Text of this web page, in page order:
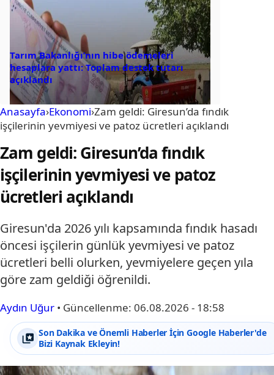
Tarım Bakanlığı’nın hibe ödemeleri
hesaplara yattı: Toplam destek tutarı
açıklandı
Anasayfa›Ekonomi›Zam geldi: Giresun’da fındık
işçilerinin yevmiyesi ve patoz ücretleri açıklandı
Zam geldi: Giresun’da fındık
işçilerinin yevmiyesi ve patoz
ücretleri açıklandı
Giresun'da 2026 yılı kapsamında fındık hasadı
öncesi işçilerin günlük yevmiyesi ve patoz
ücretleri belli olurken, yevmiyelere geçen yıla
göre zam geldiği öğrenildi.
Aydın Uğur • Güncellenme: 06.08.2026 - 18:58
Son Dakika ve Önemli Haberler İçin Google Haberler'de
Bizi Kaynak Ekleyin!